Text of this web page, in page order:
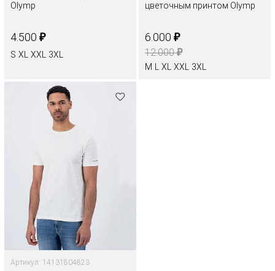
Olymp
4.500 ₽
S XL XXL 3XL
цветочным принтом Olymp
6.000 ₽
12.000₽
M XL XXL 3XL
Артикул: 14131804823